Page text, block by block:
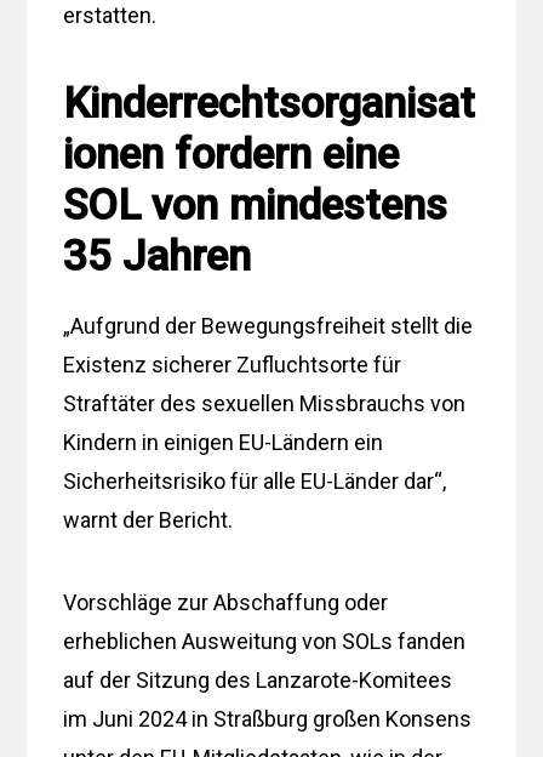
erstatten.
Kinderrechtsorganisat
ionen fordern eine
SOL von mindestens
35 Jahren
„Aufgrund der Bewegungsfreiheit stellt die
Existenz sicherer Zufluchtsorte für
Straftäter des sexuellen Missbrauchs von
Kindern in einigen EU-Ländern ein
Sicherheitsrisiko für alle EU-Länder dar“,
warnt der Bericht.
Vorschläge zur Abschaffung oder
erheblichen Ausweitung von SOLs fanden
auf der Sitzung des Lanzarote-Komitees
im Juni 2024 in Straßburg großen Konsens